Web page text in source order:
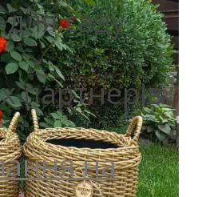
саду
партнерів
на